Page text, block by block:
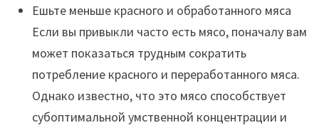
Ешьте меньше красного и обработанного мяса
Если вы привыкли часто есть мясо, поначалу вам
может показаться трудным сократить
потребление красного и переработанного мяса.
Однако известно, что это мясо способствует
субоптимальной умственной концентрации и